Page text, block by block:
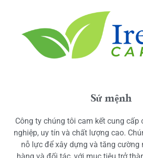
Sứ mệnh
Công ty chúng tôi cam kết cung cấp
nghiệp, uy tín và chất lượng cao.
nỗ lực để xây dựng và tăng cường
hàng và đối tác, với mục tiêu trở